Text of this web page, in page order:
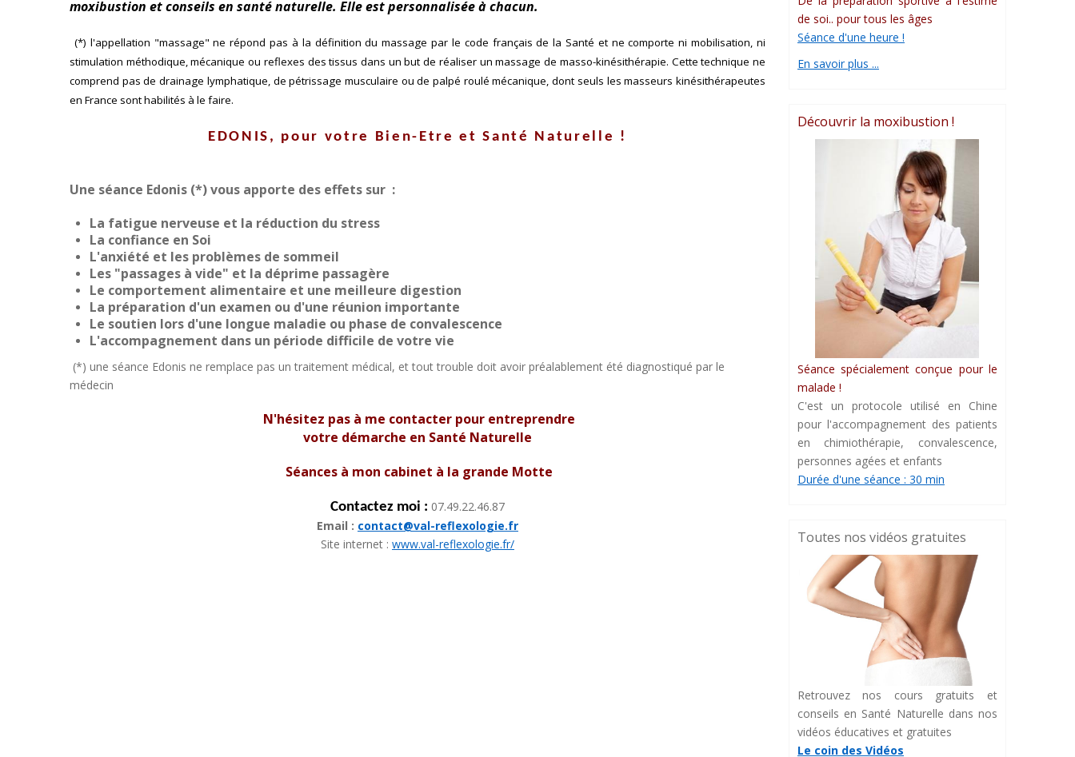
moxibustion et conseils en santé naturelle. Elle est personnalisée à chacun.
(*) l'appellation "massage" ne répond pas à la définition du massage par le code français de la Santé et ne comporte ni mobilisation, ni
stimulation méthodique, mécanique ou reflexes des tissus dans un but de réaliser un massage de masso-kinésithérapie. Cette technique ne
comprend pas de drainage lymphatique, de pétrissage musculaire ou de palpé roulé mécanique, dont seuls les masseurs kinésithérapeutes
en France sont habilités à le faire.
EDONIS, pour votre Bien-Etre etSanté Naturelle !
Une séance Edonis (*)vous apporte des effets sur :
La fatigue nerveuse et la réduction du stress
La confiance en Soi
L'anxiété et les problèmes de sommeil
Les "passages à vide" et la déprime passagère
Le comportement alimentaire et une meilleure digestion
La préparation d'un examen ou d'une réunion importante
Le soutien lors d'une longue maladie ou phase de convalescence
L'accompagnement dans un période difficile de votre vie
(*) une séance Edonis ne remplace pas un traitement médical, et tout trouble doit avoir préalablement été diagnostiqué par le
médecin
N'hésitez pas à me contacter pour entreprendre
votre démarche en Santé Naturelle
Séances à mon cabinet à la grande Motte
Contactez moi : 07.49.22.46.87
Email : contact@val-reflexologie.fr
Site internet : www.val-reflexologie.fr/
de soi.. pour tous les âges
Séance d'une heure !
En savoir plus ...
Découvrir la moxibustion !
Séance spécialement conçue pour le
malade !
C'est un protocole utilisé en Chine
pour l'accompagnement des patients
en chimiothérapie, convalescence,
personnes agées et enfants
Durée d'une séance : 30 min
Toutes nos vidéos gratuites
Retrouvez nos cours gratuits et
conseils en Santé Naturelle dans nos
vidéos éducatives et gratuites
Le coin des Vidéos